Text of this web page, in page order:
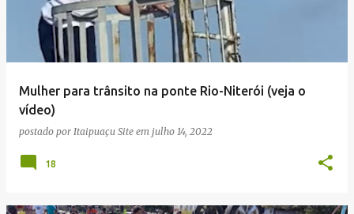
Mulher para trânsito na ponte Rio-Niterói (veja o
vídeo)
postado por Itaipuaçu Site em julho 14, 2022
18